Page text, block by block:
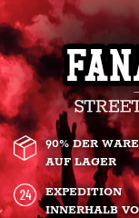
90% DER
AUF LAGER
EXPEDITION
INNERHALB